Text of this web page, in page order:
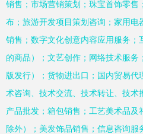
销售；市场营销策划；珠宝首饰零售
布；旅游开发项目策划咨询；家用电
销售；数字文化创意内容应用服务；
的商品）；文艺创作；网络技术服务
版发行）；货物进出口；国内贸易
术咨询、技术交流、技术转让、技术
产品批发；箱包销售；工艺美术品及
除外）；美发饰品销售；信息咨询服